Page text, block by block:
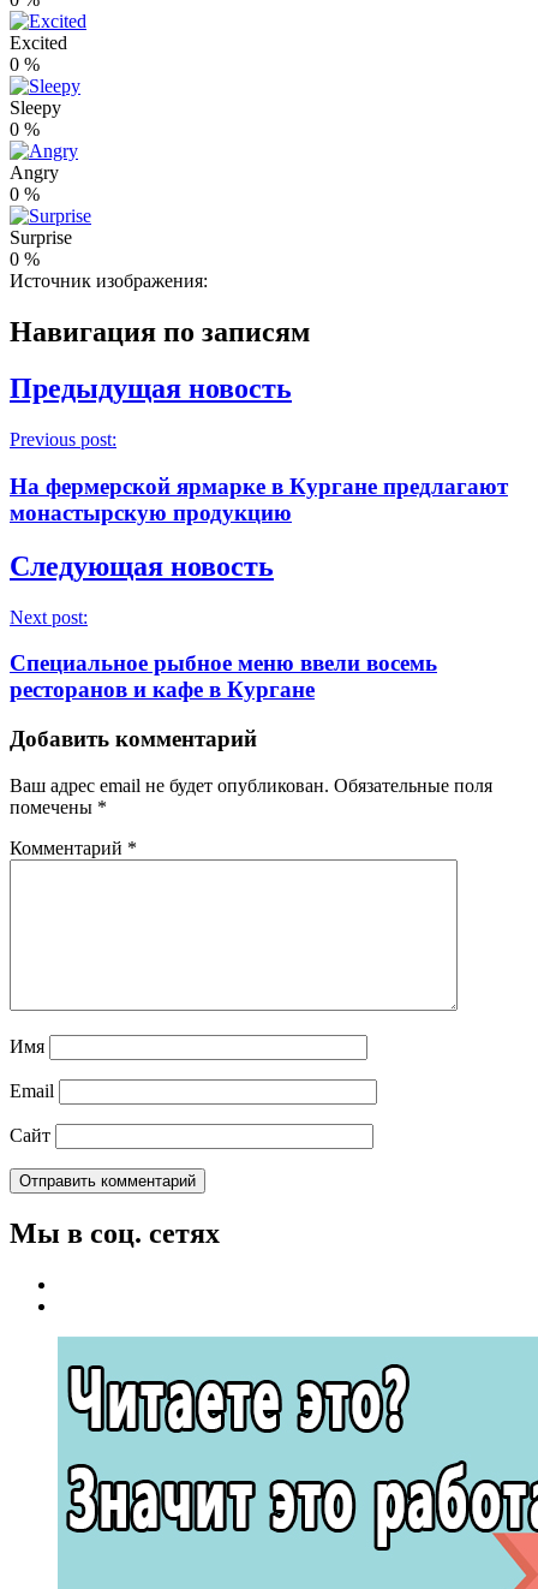
Excited
0 %
Sleepy
0 %
Angry
0 %
Surprise
0 %
Источник изображения:
Навигация по записям
Предыдущая новость
Previous post:
На фермерской ярмарке в Кургане предлагают
монастырскую продукцию
Следующая новость
Next post:
Специальное рыбное меню ввели восемь
ресторанов и кафе в Кургане
Добавить комментарий
Ваш адрес email не будет опубликован. Обязательные поля
помечены *
Комментарий *
Имя
Email
Сайт
Мы в соц. сетях